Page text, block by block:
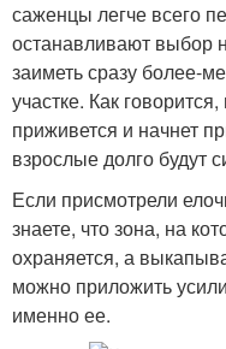
саженцы легче всего
останавливают выбор
заиметь сразу более-
участке. Как
приживется и начнет
взрослые долго будут
Если присмотрели
знаете, что зона, на
охраняется, а
можно приложить
именно ее.